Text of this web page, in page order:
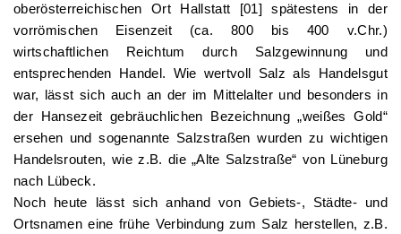
oberösterreichischen Ort Hallstatt [01] spätestens in der
vorrömischen Eisenzeit (ca. 800 bis 400 v.Chr.)
wirtschaftlichen Reichtum durch Salzgewinnung und
entsprechenden Handel. Wie wertvoll Salz als Handelsgut
war, lässt sich auch an der im Mittelalter und besonders in
der Hansezeit gebräuchlichen Bezeichnung „weißes Gold“
ersehen und sogenannte Salzstraßen wurden zu wichtigen
Handelsrouten, wie z.B. die „Alte Salzstraße“ von Lüneburg
nach Lübeck.
Noch heute lässt sich anhand von Gebiets-, Städte- und
Ortsnamen eine frühe Verbindung zum Salz herstellen, z.B.